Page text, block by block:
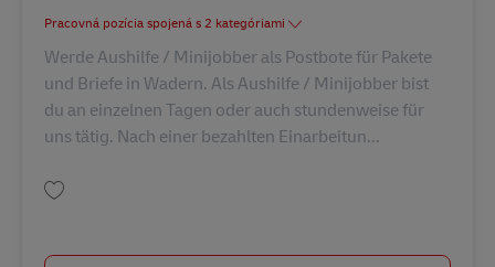
Pracovná pozícia spojená s 2 kategóriami
Werde Aushilfe / Minijobber als Postbote für Pakete
und Briefe in Wadern. Als Aushilfe / Minijobber bist
du an einzelnen Tagen oder auch stundenweise für
uns tätig. Nach einer bezahlten Einarbeitun...